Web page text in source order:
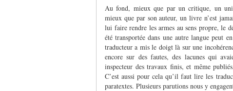
Au fond, mieux que par un critique, un
mieux que par son auteur, un livre n’est
lui faire rendre les armes au sens propre, le
été transportée dans une autre langue peut
traducteur a mis le doigt là sur une
encore sur des fautes, des lacunes qui
inspecteur des travaux finis, et même
C’est aussi pour cela qu’il faut lire les
paratextes. Plusieurs parutions nous y